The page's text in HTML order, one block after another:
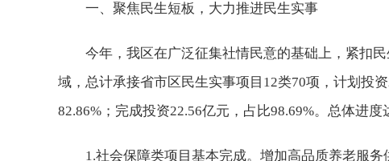
一、聚焦民生短板，大力推进民生实事
今年，我区在广泛征集社情民意的基础上，紧扣
域，总计承接省市区民生实事项目12类70项，计划投
82.86%；完成投资22.56亿元，占比98.69%。总体进度
1.社会保障类项目基本完成。增加高品质养老服